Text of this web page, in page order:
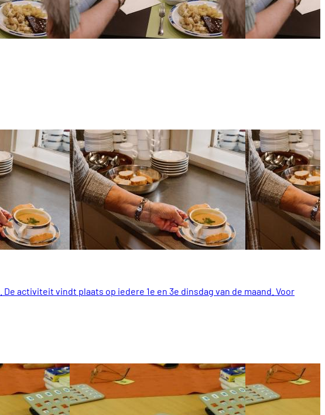
activiteit vindt plaats op iedere 1e en 3e dinsdag van de maand. Voor